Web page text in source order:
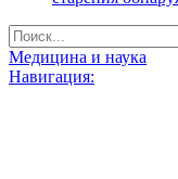
Медицина и наука
Навигация: